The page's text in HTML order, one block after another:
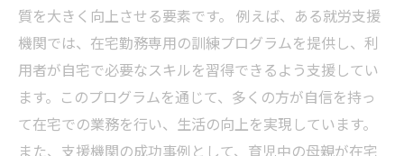
質を大きく向上させる要素です。 例えば、ある就労支援
機関では、在宅勤務専用の訓練プログラムを提供し、利
用者が自宅で必要なスキルを習得できるよう支援してい
ます。このプログラムを通じて、多くの方が自信を持っ
て在宅での業務を行い、生活の向上を実現しています。
また、支援機関の成功事例として、育児中の母親が在宅